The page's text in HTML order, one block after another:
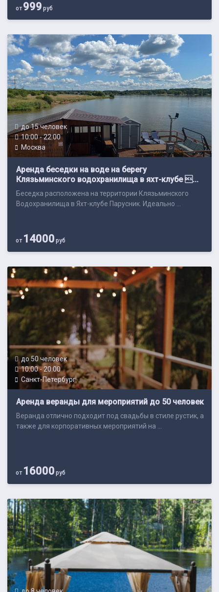
от999 руб
до 15 человек
10:00 - 22:00
Москва
Аренда беседки на воде на берегу
Клязьминского водохранилища в яхт-клубе ...
Беседка расположена на территории Клязьминского
Водохранилища в Яхт-клубе Парусник. Идеально ...
от 14000 руб
до 50 человек
10:00 - 20:00
Санкт-Петербург
Аренда веранды для мероприятий до 50 человек
Веранда отлично подходит под свадьбы в стиле рустик, а
также для корпоративных мероприятий на ...
от 16000 руб